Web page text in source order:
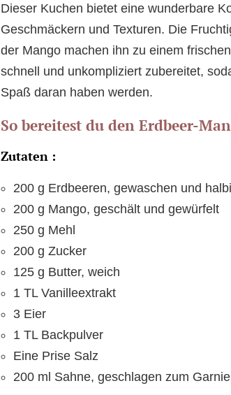
Dieser Kuchen bietet eine wunderbare
Geschmäckern und Texturen. Die
der Mango machen ihn zu einem
schnell und unkompliziert zubereitet,
Spaß daran haben werden.
So bereitest du den Erdbeer-
Zutaten :
200 g Erdbeeren, gewaschen und
200 g Mango, geschält und gewürfelt
250 g Mehl
200 g Zucker
125 g Butter, weich
1 TL Vanilleextrakt
3 Eier
1 TL Backpulver
Eine Prise Salz
200 ml Sahne, geschlagen zum